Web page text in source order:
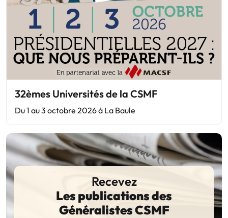
32èmes Universités de la CSMF
Du 1 au 3 octobre 2026 à La Baule
Recevez
Les publications des
Généralistes CSMF